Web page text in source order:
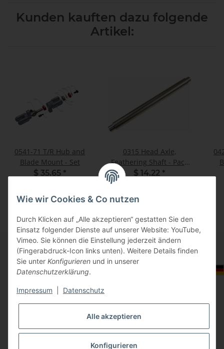
Kunden kauften dazu folgende
Artikel:
0541-71 T/R Hub and
Blade Mount - Set
$ 35.65 *
0315 Head Axle,
Feathering Shaft - Pack
of 1
$ 14.22 *
Informationen
Gesetzliche Informationen
Wie wir Cookies & Co nutzen
Durch Klicken auf „Alle akzeptieren“ gestatten Sie den
Einsatz folgender Dienste auf unserer Website: YouTube,
Vimeo. Sie können die Einstellung jederzeit ändern
(Fingerabdruck-Icon links unten). Weitere Details finden
Sie unter Konfigurieren und in unserer
Datenschutzerklärung.
Impressum Datenschutz
Alle akzeptieren
Konfigurieren